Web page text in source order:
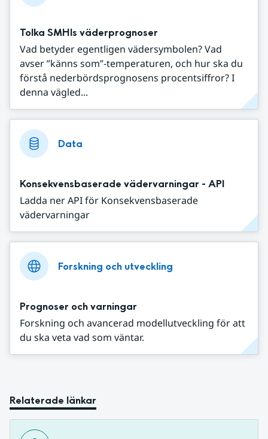
Tolka SMHIs väderprognoser
Vad betyder egentligen vädersymbolen? Vad
avser ”känns som”-temperaturen, och hur ska du
förstå nederbördsprognosens procentsiffror? I
denna vägled...
Data
Konsekvensbaserade vädervarningar - API
Ladda ner API för Konsekvensbaserade
vädervarningar
Forskning och utveckling
Prognoser och varningar
Forskning och avancerad modellutveckling för att
du ska veta vad som väntar.
Relaterade länkar